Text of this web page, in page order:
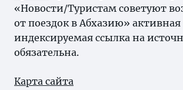
«Новости/Туристам советуют
от поездок в Абхазию» активная
индексируемая ссылка на
обязательна.
Карта сайта